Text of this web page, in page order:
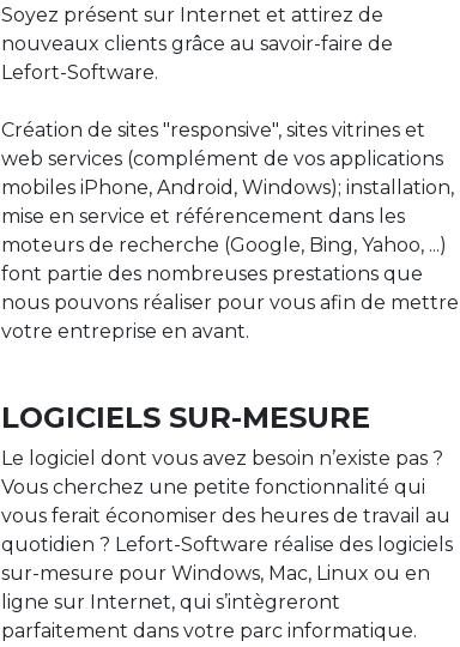
Soyez présent sur Internet et attirez de
nouveaux clients grâce au savoir-faire de
Lefort-Software.
Création de sites "responsive", sites vitrines et
web services (complément de vos applications
mobiles iPhone, Android, Windows); installation,
mise en service et référencement dans les
moteurs de recherche (Google, Bing, Yahoo, ...)
font partie des nombreuses prestations que
nous pouvons réaliser pour vous afin de mettre
votre entreprise en avant.
LOGICIELS SUR-MESURE
Le logiciel dont vous avez besoin n’existe pas ?
Vous cherchez une petite fonctionnalité qui
vous ferait économiser des heures de travail au
quotidien ? Lefort-Software réalise des logiciels
sur-mesure pour Windows, Mac, Linux ou en
ligne sur Internet, qui s’intègreront
parfaitement dans votre parc informatique.